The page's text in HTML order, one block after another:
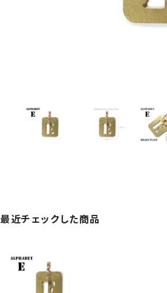
最近チェックした商品